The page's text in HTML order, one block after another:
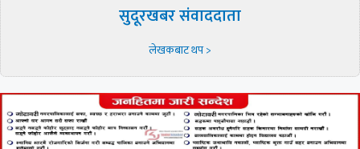
सुदूरखबर संवाददाता
लेखकबाट थप >